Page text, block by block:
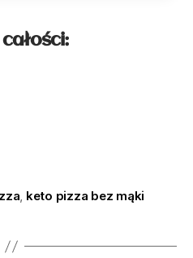
, keto pizza bez mąki